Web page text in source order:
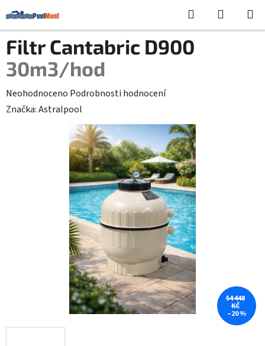
na
obsah
Hledat
KOŠÍK
Filtr Cantabric D900
30m3/hod
Průměrné
hodnocení
Neohodnoceno Podrobnosti hodnocení
Značka:Astralpool
54 448
KČ
–20 %